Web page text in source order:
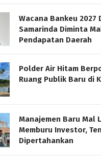
Wacana Bankeu 2027
Samarinda Diminta
Pendapatan Daerah
Polder Air Hitam
Ruang Publik Baru di
Manajemen Baru Mal
Memburu Investor,
Dipertahankan